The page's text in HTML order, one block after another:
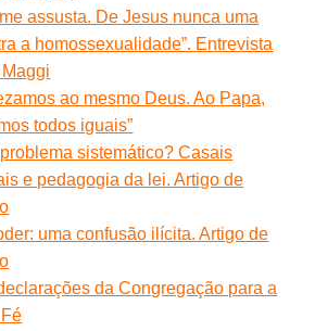
assusta. De Jesus nunca uma
a homossexualidade”. Entrevista
ao mesmo Deus. Ao Papa,
todos iguais”
sistemático? Casais
e pedagogia da lei. Artigo de
uma confusão ilícita. Artigo de
da Congregação para a